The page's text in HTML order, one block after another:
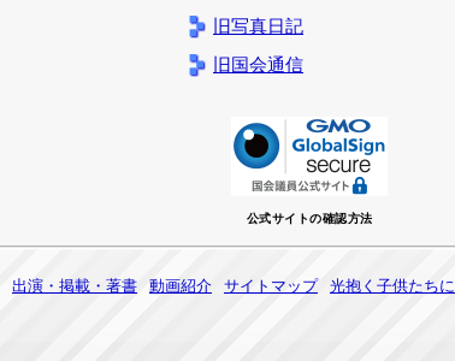
旧写真日記
旧国会通信
公式サイトの確認方法
出演・掲載・著書 動画紹介 サイトマップ
光抱く子供たちに